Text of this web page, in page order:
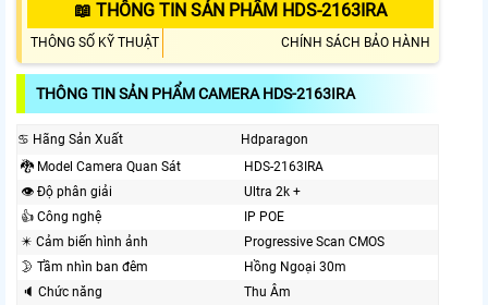
📖 THÔNG TIN SẢN PHẨM HDS-2163IRA
THÔNG SỐ KỸ THUẬT CHÍNH SÁCH BẢO HÀNH
THÔNG TIN SẢN PHẨM CAMERA HDS-2163IRA
♋ Hãng Sản Xuất
Hdparagon
🐉️ Model Camera Quan Sát
HDS-2163IRA
👁 Độ phân giải
Ultra 2k +
👍 Công nghệ
IP POE
✴️ Cảm biến hình ảnh
Progressive Scan CMOS
🌛 Tầm nhìn ban đêm
Hồng Ngoại 30m
🔈 Chức năng
Thu Âm